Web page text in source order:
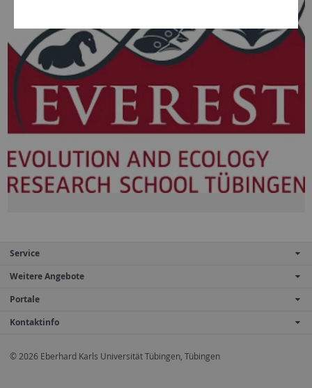
Service
Weitere Angebote
Portale
Kontaktinfo
© 2026 Eberhard Karls Universität Tübingen, Tübingen